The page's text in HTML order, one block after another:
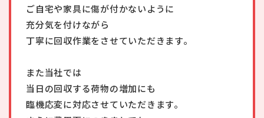
ご自宅や家具に傷が付かないように
充分気を付けながら
丁寧に回収作業をさせていただきます。
また当社では
当日の回収する荷物の増加にも
臨機応変に対応させていただきます。